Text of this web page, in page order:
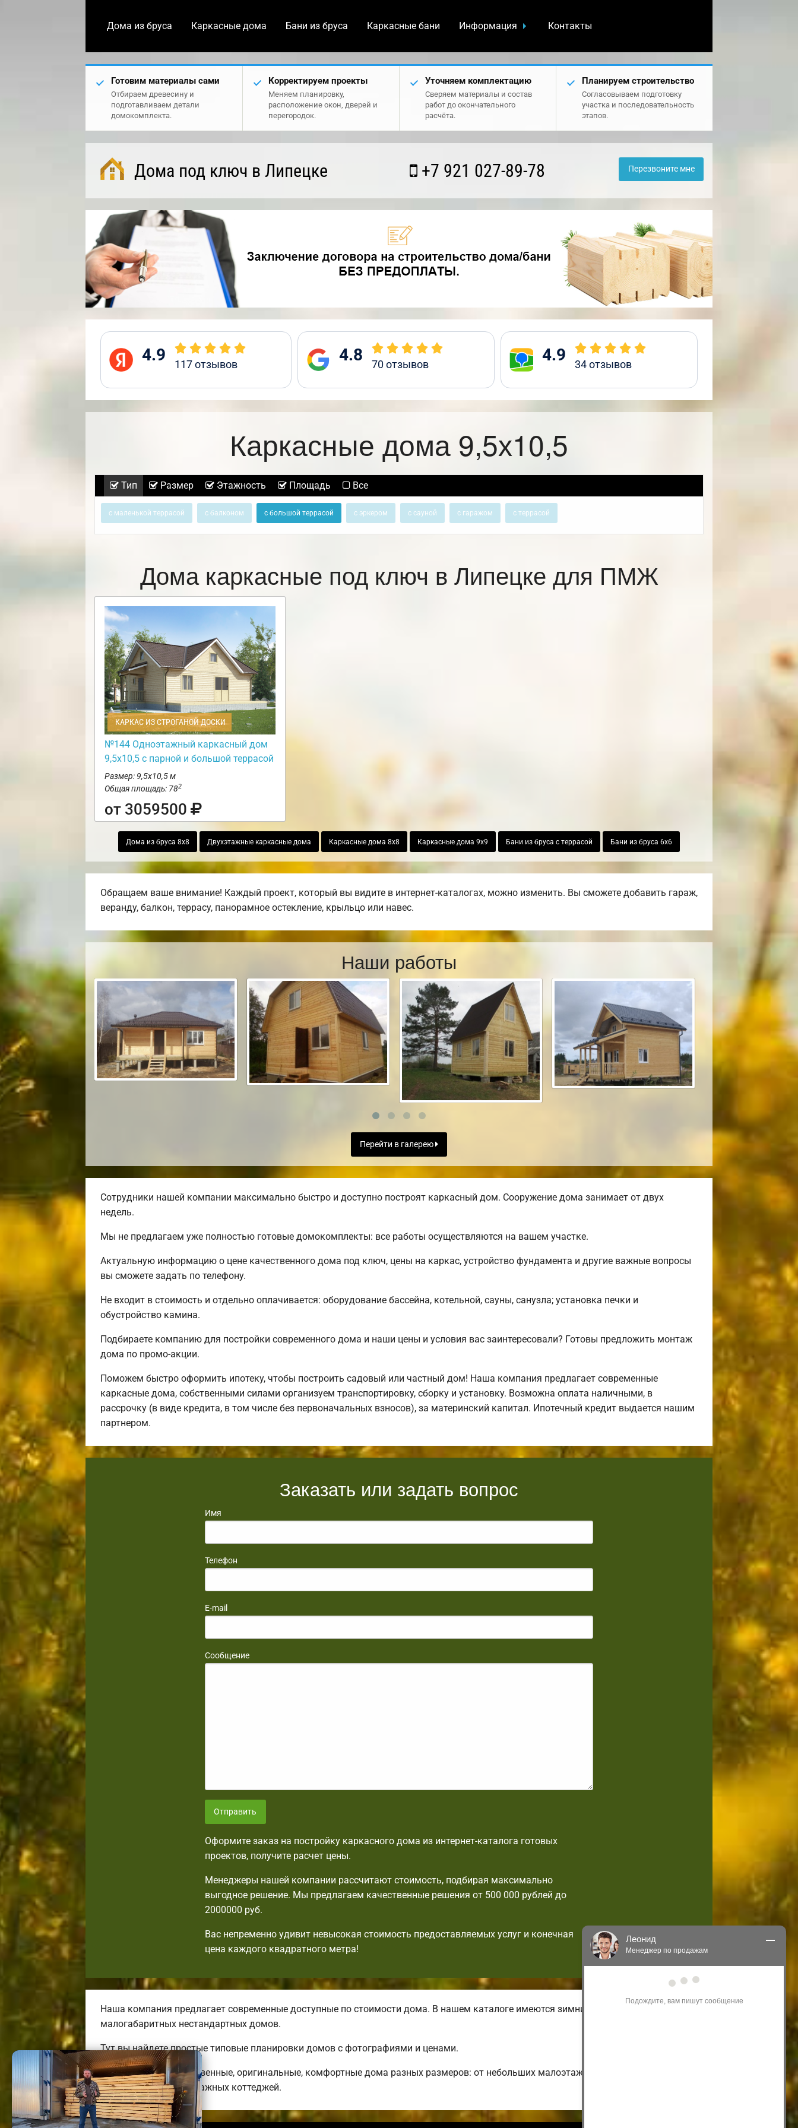
Дома из бруса Каркасные дома Бани из бруса Каркасные бани Информация Контакты
Готовим материалы сами
Отбираем древесину и
подготавливаем детали
домокомплекта.
Корректируем проекты
Меняем планировку,
расположение окон, дверей и
перегородок.
Уточняем комплектацию
Сверяем материалы и состав
работ до окончательного
расчёта.
Планируем строительство
Согласовываем подготовку
участка и последовательность
этапов.
Дома под ключ в Липецке +7 921 027-89-78 Перезвоните мне
4.9 117отзывов 4.8 70отзывов 4.9 34отзывов
Каркасные дома 9,5х10,5
Тип Размер Этажность Площадь Все
с маленькой террасой с балконом с большой террасой с эркером с сауной с гаражом с террасой
Дома каркасные под ключ в Липецке для ПМЖ
КАРКАС ИЗ СТРОГАНОЙ ДОСКИ
№144 Одноэтажный каркасный дом
9,5х10,5 с парной и большой террасой
Размер: 9,5х10,5 м
Общая площадь: 782
от 3059500
Дома из бруса 8х8 Двухэтажные каркасные дома Каркасные дома 8х8 Каркасные дома 9х9 Бани из бруса с террасой Бани из бруса 6х6
Обращаем ваше внимание! Каждый проект, который вы видите в интернет-каталогах, можно изменить. Вы сможете добавить гараж,
веранду, балкон, террасу, панорамное остекление, крыльцо или навес.
Наши работы
Перейти в галерею
Сотрудники нашей компании максимально быстро и доступно построят каркасный дом. Сооружение дома занимает от двух
недель.
Мы не предлагаем уже полностью готовые домокомплекты: все работы осуществляются на вашем участке.
Актуальную информацию о цене качественного дома под ключ, цены на каркас, устройство фундамента и другие важные вопросы
вы сможете задать по телефону.
Не входит в стоимость и отдельно оплачивается: оборудование бассейна, котельной, сауны, санузла; установка печки и
обустройство камина.
Подбираете компанию для постройки современного дома и наши цены и условия вас заинтересовали? Готовы предложить монтаж
дома по промо-акции.
Поможем быстро оформить ипотеку, чтобы построить садовый или частный дом! Наша компания предлагает современные
каркасные дома, собственными силами организуем транспортировку, сборку и установку. Возможна оплата наличными, в
рассрочку (в виде кредита, в том числе без первоначальных взносов), за материнский капитал. Ипотечный кредит выдается нашим
партнером.
Заказать или задать вопрос
Имя
Телефон
E-mail
Сообщение
Отправить
Оформите заказ на постройку каркасного дома из интернет-каталога готовых
проектов, получите расчет цены.
Менеджеры нашей компании рассчитают стоимость, подбирая максимально
выгодное решение. Мы предлагаем качественные решения от 500 000 рублей до
2000000 руб.
Вас непременно удивит невысокая стоимость предоставляемых услуг и конечная
цена каждого квадратного метра!
Наша компания предлагает современные доступные по стоимости дома. В нашем каталоге имеются зимние и летние виды
малогабаритных нестандартных домов.
Тут вы найдете простые типовые планировки домов с фотографиями и ценами.
Строим высококачественные, оригинальные, комфортные дома разных размеров: от небольших малоэтажных и недорогих до
огромных двух-трехэтажных коттеджей.
Леонид
Менеджер по продажам
Здравствуйте! Я могу
акциям и проектам.